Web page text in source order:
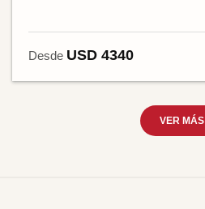
Desde USD 4340
VER MÁS